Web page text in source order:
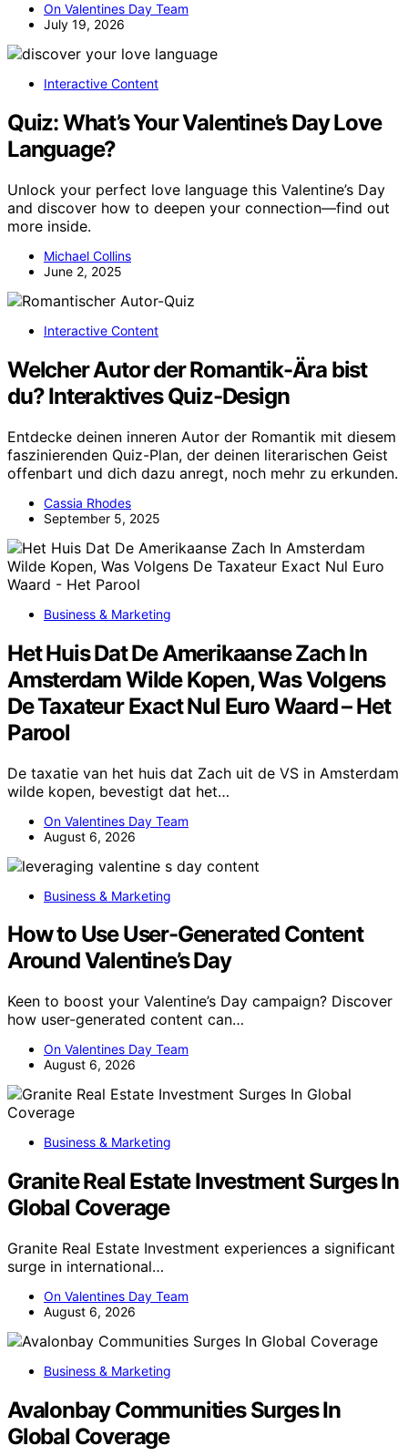
On Valentines Day Team
July 19, 2026
Interactive Content
Quiz: What’s Your Valentine’s Day Love
Language?
Unlock your perfect love language this Valentine’s Day
and discover how to deepen your connection—find out
more inside.
Michael Collins
June 2, 2025
Interactive Content
Welcher Autor der Romantik-Ära bist
du? Interaktives Quiz-Design
Entdecke deinen inneren Autor der Romantik mit diesem
faszinierenden Quiz-Plan, der deinen literarischen Geist
offenbart und dich dazu anregt, noch mehr zu erkunden.
Cassia Rhodes
September 5, 2025
Business & Marketing
Het Huis Dat De Amerikaanse Zach In
Amsterdam Wilde Kopen, Was Volgens
De Taxateur Exact Nul Euro Waard – Het
Parool
De taxatie van het huis dat Zach uit de VS in Amsterdam
wilde kopen, bevestigt dat het…
On Valentines Day Team
August 6, 2026
Business & Marketing
How to Use User-Generated Content
Around Valentine’s Day
Keen to boost your Valentine’s Day campaign? Discover
how user-generated content can…
On Valentines Day Team
August 6, 2026
Business & Marketing
Granite Real Estate Investment Surges In
Global Coverage
Granite Real Estate Investment experiences a significant
surge in international…
On Valentines Day Team
August 6, 2026
Business & Marketing
Avalonbay Communities Surges In
Global Coverage